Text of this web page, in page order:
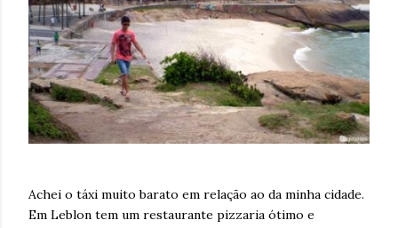
Achei o táxi muito barato em relação ao da minha cidade.
Em Leblon tem um restaurante pizzaria ótimo e